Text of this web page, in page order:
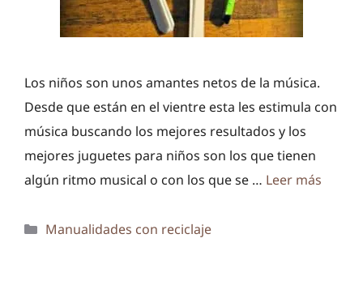
Los niños son unos amantes netos de la música.
Desde que están en el vientre esta les estimula con
música buscando los mejores resultados y los
mejores juguetes para niños son los que tienen
algún ritmo musical o con los que se … Leer más
Categorías
Manualidades con reciclaje